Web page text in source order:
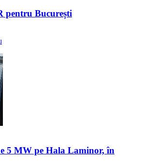
pentru București
5 MW pe Hala Laminor, în